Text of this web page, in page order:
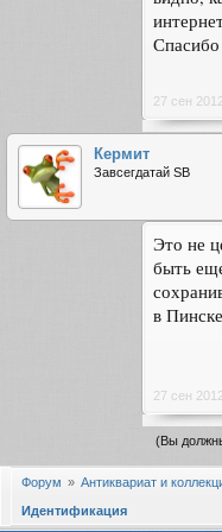
Спасибо
27 сен 2012
Кермит
Завсегдатай SB
Это не
быть
в
27 сен 2012
(Вы
Форум Антиквариат и
Идентификация